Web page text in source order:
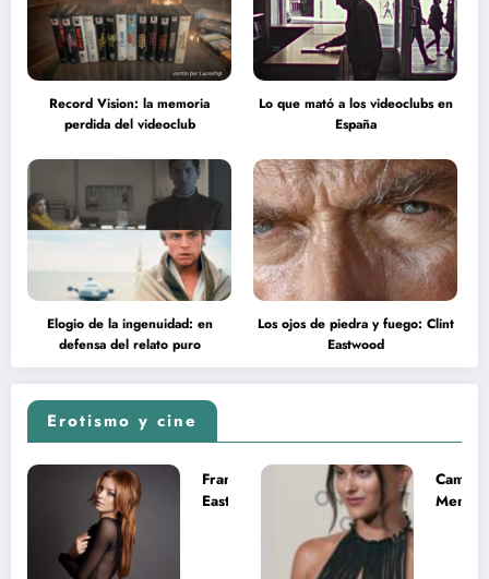
Record Vision: la memoria
perdida del videoclub
Lo que mató a los videoclubs en
España
Elogio de la ingenuidad: en
defensa del relato puro
Los ojos de piedra y fuego: Clint
Eastwood
Erotismo y cine
Francesca
Eastwood y
Camila
Mendes